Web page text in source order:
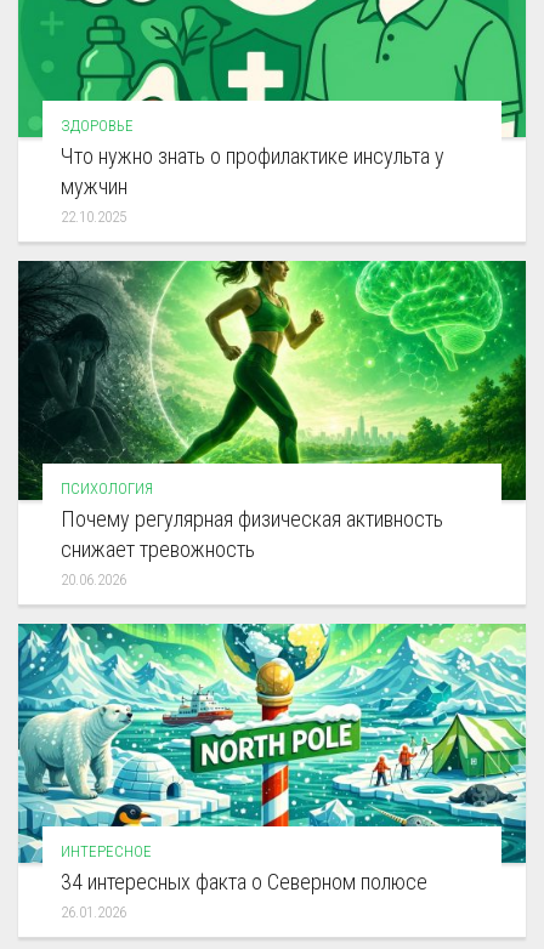
ЗДОРОВЬЕ
Что нужно знать о профилактике инсульта у
мужчин
22.10.2025
ПСИХОЛОГИЯ
Почему регулярная физическая активность
снижает тревожность
20.06.2026
ИНТЕРЕСНОЕ
34 интересных факта о Северном полюсе
26.01.2026